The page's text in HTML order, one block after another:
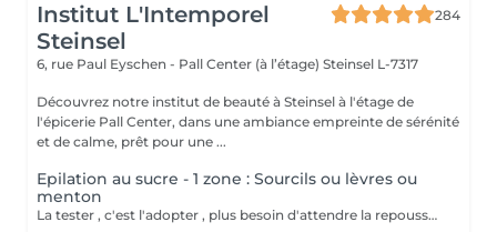
Institut L'Intemporel
Steinsel
284
6, rue Paul Eyschen - Pall Center (à l’étage) Steinsel L-7317
Découvrez notre institut de beauté à Steinsel à l'étage de
l'épicerie Pall Center, dans une ambiance empreinte de sérénité
et de calme, prêt pour une ...
Epilation au sucre - 1 zone : Sourcils ou lèvres ou
menton
La tester , c'est l'adopter , plus besoin d'attendre la repousse , soin exfoliant en même temps , moins douloureux , plus efficace sur le long terme.